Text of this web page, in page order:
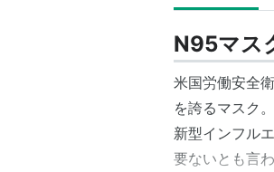
N95マス
米国労働安全
を誇るマスク。
新型インフル
要ないとも言